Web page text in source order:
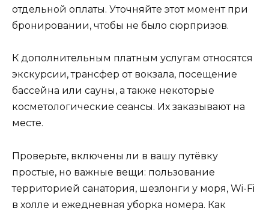
отдельной оплаты. Уточняйте этот момент при
бронировании, чтобы не было сюрпризов.
К дополнительным платным услугам относятся
экскурсии, трансфер от вокзала, посещение
бассейна или сауны, а также некоторые
косметологические сеансы. Их заказывают на
месте.
Проверьте, включены ли в вашу путёвку
простые, но важные вещи: пользование
территорией санатория, шезлонги у моря, Wi-Fi
в холле и ежедневная уборка номера. Как